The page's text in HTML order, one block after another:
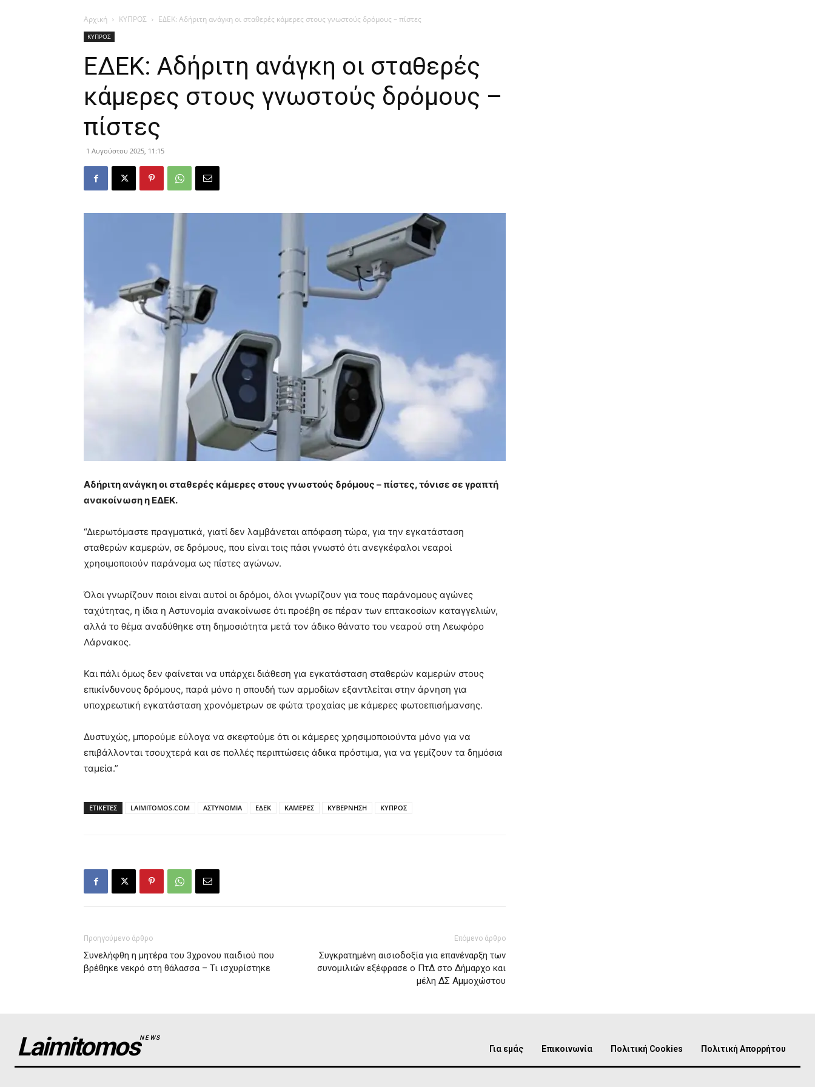
Αρχική ΚΥΠΡΟΣ ΕΔΕΚ: Αδήριτη ανάγκη οι σταθερές κάμερες στους γνωστούς δρόμους – πίστες
ΚΥΠΡΟΣ
ΕΔΕΚ: Αδήριτη ανάγκη οι σταθερές
κάμερες στους γνωστούς δρόμους –
πίστες
1 Αυγούστου 2025, 11:15
Αδήριτη ανάγκη οι σταθερές κάμερες στους γνωστούς δρόμους – πίστες, τόνισε σε γραπτή
ανακοίνωση η ΕΔΕΚ.
“Διερωτόμαστε πραγματικά, γιατί δεν λαμβάνεται απόφαση τώρα, για την εγκατάσταση
σταθερών καμερών, σε δρόμους, που είναι τοις πάσι γνωστό ότι ανεγκέφαλοι νεαροί
χρησιμοποιούν παράνομα ως πίστες αγώνων.
Όλοι γνωρίζουν ποιοι είναι αυτοί οι δρόμοι, όλοι γνωρίζουν για τους παράνομους αγώνες
ταχύτητας, η ίδια η Αστυνομία ανακοίνωσε ότι προέβη σε πέραν των επτακοσίων καταγγελιών,
αλλά το θέμα αναδύθηκε στη δημοσιότητα μετά τον άδικο θάνατο του νεαρού στη Λεωφόρο
Λάρνακος.
Και πάλι όμως δεν φαίνεται να υπάρχει διάθεση για εγκατάσταση σταθερών καμερών στους
επικίνδυνους δρόμους, παρά μόνο η σπουδή των αρμοδίων εξαντλείται στην άρνηση για
υποχρεωτική εγκατάσταση χρονόμετρων σε φώτα τροχαίας με κάμερες φωτοεπισήμανσης.
Δυστυχώς, μπορούμε εύλογα να σκεφτούμε ότι οι κάμερες χρησιμοποιούντα μόνο για να
επιβάλλονται τσουχτερά και σε πολλές περιπτώσεις άδικα πρόστιμα, για να γεμίζουν τα δημόσια
ταμεία.”
ΕΤΙΚΕΤΕΣ LAIMITOMOS.COM ΑΣΤΥΝΟΜΙΑ ΕΔΕΚ ΚΑΜΕΡΕΣ ΚΥΒΕΡΝΗΣΗ ΚΥΠΡΟΣ
Προηγούμενο άρθρο
Συνελήφθη η μητέρα του 3χρονου παιδιού που
βρέθηκε νεκρό στη θάλασσα – Τι ισχυρίστηκε
Επόμενο άρθρο
Συγκρατημένη αισιοδοξία για επανέναρξη των
συνομιλιών εξέφρασε ο ΠτΔ στο Δήμαρχο και
μέλη ΔΣ Αμμοχώστου
LaimitomosNEWS
Για εμάς Επικοινωνία Πολιτική Cookies Πολιτική Απορρήτου